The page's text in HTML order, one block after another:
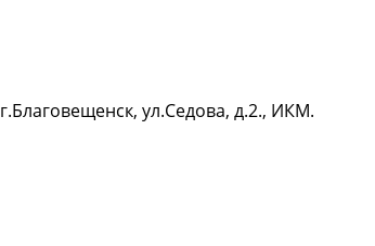
г.Благовещенск, ул.Седова, д.2., ИКМ.